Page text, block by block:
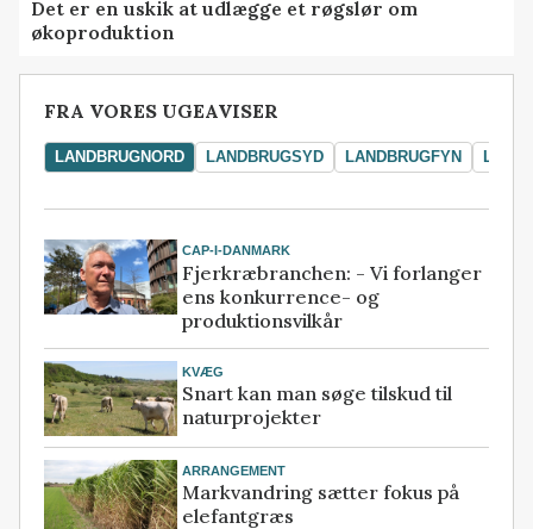
Det er en uskik at udlægge et røgslør om
økoproduktion
FRA VORES UGEAVISER
LANDBRUGNORD LANDBRUGSYD LANDBRUGFYN
CAP-I-DANMARK
Fjerkræbranchen: - Vi forlanger
ens konkurrence- og
produktionsvilkår
KVÆG
Snart kan man søge tilskud til
naturprojekter
ARRANGEMENT
Markvandring sætter fokus på
elefantgræs